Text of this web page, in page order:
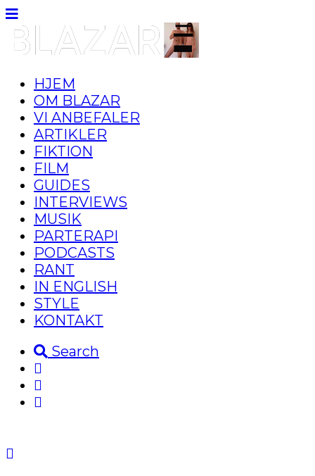
HJEM
OM BLAZAR
VI ANBEFALER
ARTIKLER
FIKTION
FILM
GUIDES
INTERVIEWS
MUSIK
PARTERAPI
PODCASTS
RANT
IN ENGLISH
STYLE
KONTAKT
Search